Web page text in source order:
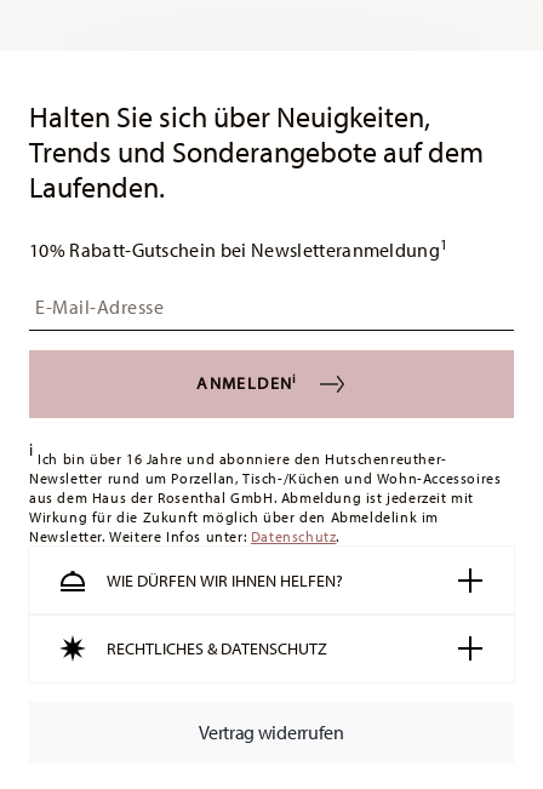
Halten Sie sich über Neuigkeiten,
Trends und Sonderangebote auf dem
Laufenden.
10% Rabatt-Gutschein bei Newsletteranmeldung1
ANMELDENi
i Ich bin über 16 Jahre und abonniere den Hutschenreuther-
Newsletter rund um Porzellan, Tisch-/Küchen und Wohn-Accessoires
aus dem Haus der Rosenthal GmbH. Abmeldung ist jederzeit mit
Wirkung für die Zukunft möglich über den Abmeldelink im
Newsletter. Weitere Infos unter: Datenschutz.
WIE DÜRFEN WIR IHNEN HELFEN?
RECHTLICHES & DATENSCHUTZ
Vertrag widerrufen